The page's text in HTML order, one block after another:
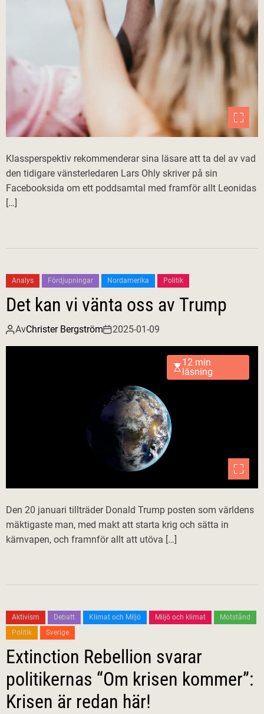
Klassperspektiv rekommenderar sina läsare att ta del av vad
den tidigare vänsterledaren Lars Ohly skriver på sin
Facebooksida om ett poddsamtal med framför allt Leonidas
[…]
Analys Fördjupningar Nordamerika Politik
Det kan vi vänta oss av Trump
AvChrister Bergström 2025-01-09
12 min
läsning
Den 20 januari tillträder Donald Trump posten som världens
mäktigaste man, med makt att starta krig och sätta in
kärnvapen, och framnför allt att utöva […]
Aktivism Debatt Klimat och Miljö Miljö och klimat
Motstånd
Politik
Sverige
Extinction Rebellion svarar
politikernas “Om krisen kommer”:
Krisen är redan här!